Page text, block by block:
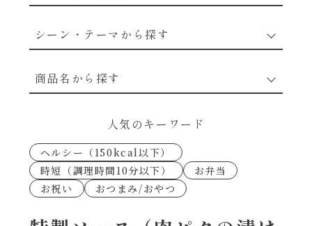
穀物類のレシピ
果実のレシピ
シーン・テーマから探す
なんでも南蛮
考えるな、二代目で炒めろ！～○○の炒め物
商品名から探す
あえるハコネーゼトマトバジル
あえるハコネーゼ高菜
人気のキーワード
ヘルシー（150kcal以下）
時短（調理時間10分以下）
お弁当
お祝い
おつまみ/おやつ